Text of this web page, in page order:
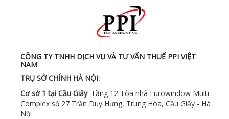
CÔNG TY TNHH DỊCH VỤ VÀ TƯ VẤN THUẾ PPI VIỆT
NAM
TRỤ SỞ CHÍNH HÀ NỘI:
Cơ sở 1 tại Cầu Giấy: Tầng 12 Tòa nhà Eurowindow Multi
Complex số 27 Trần Duy Hưng, Trung Hòa, Cầu Giấy - Hà
Nội